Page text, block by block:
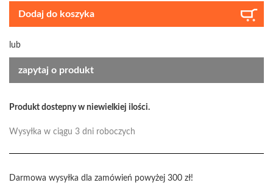
Dodaj do koszyka
lub
zapytaj o produkt
Produkt dostepny w niewielkiej ilości.
Wysyłka w ciągu 3 dni roboczych
Darmowa wysyłka dla zamówień powyżej 300 zł!